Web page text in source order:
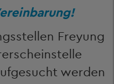
Freyung
werden